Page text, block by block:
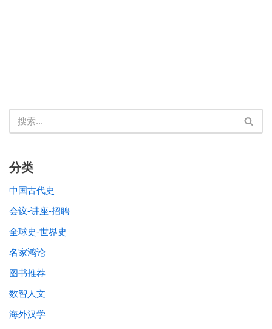
分类
中国古代史
会议-讲座-招聘
全球史-世界史
名家鸿论
图书推荐
数智人文
海外汉学